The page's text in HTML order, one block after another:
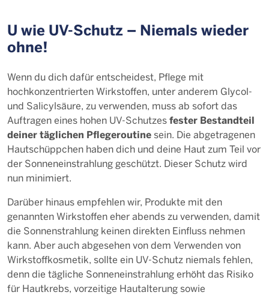
U wie UV-Schutz – Niemals wieder
ohne!
Wenn du dich dafür entscheidest, Pflege mit
hochkonzentrierten Wirkstoffen, unter anderem Glycol-
und Salicylsäure, zu verwenden, muss ab sofort das
Auftragen eines hohen UV-Schutzesfester Bestandteil
deiner täglichen Pflegeroutinesein. Die abgetragenen
Hautschüppchen haben dich und deine Haut zum Teil vor
der Sonneneinstrahlung geschützt. Dieser Schutz wird
nun minimiert.
Darüber hinaus empfehlen wir, Produkte mit den
genannten Wirkstoffen eher abends zu verwenden, damit
die Sonnenstrahlung keinen direkten Einfluss nehmen
kann. Aber auch abgesehen von dem Verwenden von
Wirkstoffkosmetik, sollte ein UV-Schutz niemals fehlen,
denn die tägliche Sonneneinstrahlung erhöht das Risiko
für Hautkrebs, vorzeitige Hautalterung sowie